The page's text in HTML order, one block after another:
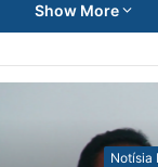
Show More
Notísia Kalan